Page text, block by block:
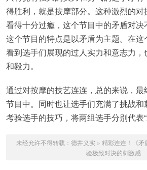
得胜利，就是按摩部分。这种激烈的
看得十分过瘾，这个节目中的矛盾对决
这个节目的特点是以矛盾为主题。在
看到选手们展现的过人实力和意志力，
和毅力。
通过对按摩的技艺连连，总的来说，
节目中。同时也让选手们充满了挑战
考验选手的技巧，将两组选手分别代表“
未经允许不得转载： 德井义实 » 精彩连连！《矛
验极致对决的刺激感